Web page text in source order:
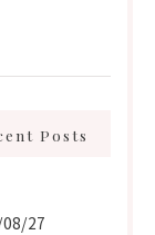
Posts
27